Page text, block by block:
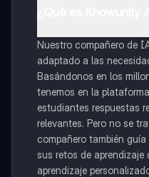
Nuestro compañero de
adaptado a las
Basándonos en los
tenemos en la
estudiantes respuestas
relevantes. Pero no se
compañero también
sus retos de aprendizaje
aprendizaje